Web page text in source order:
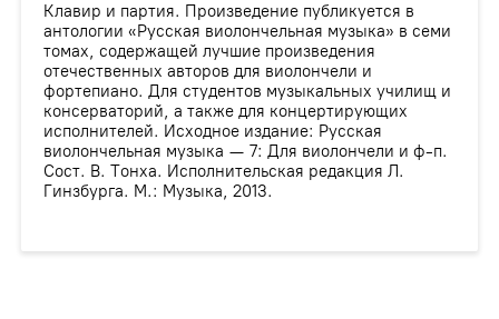
Клавир и партия. Произведение публикуется в
антологии «Русская виолончельная музыка» в семи
томах, содержащей лучшие произведения
отечественных авторов для виолончели и
фортепиано. Для студентов музыкальных училищ и
консерваторий, а также для концертирующих
исполнителей. Исходное издание: Русская
виолончельная музыка — 7: Для виолончели и ф-п.
Сост. В. Тонха. Исполнительская редакция Л.
Гинзбурга. М.: Музыка, 2013.